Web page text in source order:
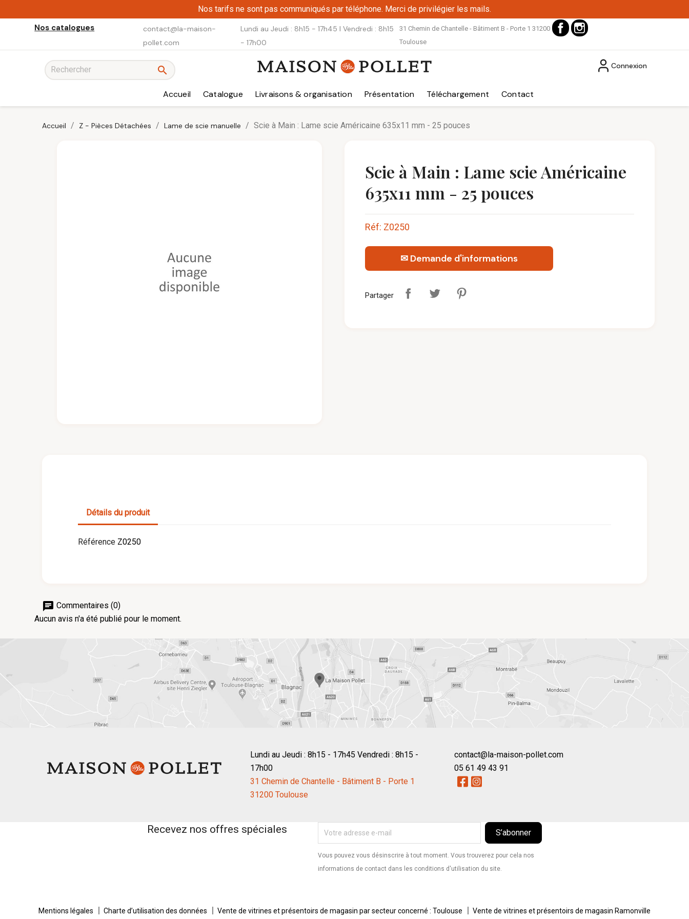
Nos tarifs ne sont pas communiqués par téléphone. Merci de privilégier les mails.
Nos catalogues
contact@la-maison-
pollet.com
Lundi au Jeudi : 8h15 - 17h45 I Vendredi : 8h15
- 17h00
31 Chemin de Chantelle - Bâtiment B - Porte 1 31200
Toulouse
Facebook
 Connexion
Accueil Catalogue Livraisons & organisation Présentation Téléchargement Contact
Accueil Z - Pièces Détachées Lame de scie manuelle Scie à Main : Lame scie Américaine 635x11 mm - 25 pouces
Scie à Main : Lame scie Américaine
635x11 mm - 25 pouces
Réf: Z0250
✉ Demande d'informations
Partager
Détails du produit
Référence Z0250
chat Commentaires (0)
Aucun avis n'a été publié pour le moment.
Lundi au Jeudi : 8h15 - 17h45 Vendredi : 8h15 -
17h00
31 Chemin de Chantelle - Bâtiment B - Porte 1
31200 Toulouse
contact@la-maison-pollet.com
05 61 49 43 91
Recevez nos offres spéciales
Vous pouvez vous désinscrire à tout moment. Vous trouverez pour cela nos
informations de contact dans les conditions d'utilisation du site.
Mentions légales Charte d’utilisation des données Vente de vitrines et présentoirs de magasin par secteur concerné : Toulouse Vente de vitrines et présentoirs de magasin Ramonville